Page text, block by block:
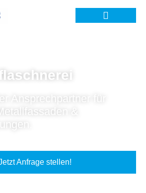
Ansprechpartner für
&
Anfrage stellen!